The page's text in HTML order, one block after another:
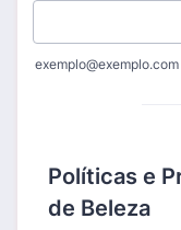
exemplo@exemplo.com
Políticas e
de Beleza